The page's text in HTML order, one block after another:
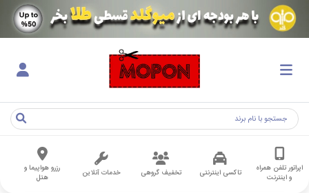
اپراتور تلفن همراه
و اینترنت
تاکسی اینترنتی تخفیف گروهی خدمات آنلاین
رزرو هواپیما و
هتل